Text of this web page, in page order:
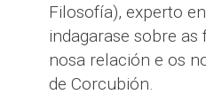
Filosofía), experto
indagarase sobre
nosa relación e os
de Corcubión.